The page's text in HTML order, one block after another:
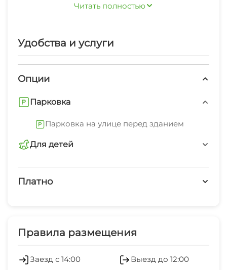
озеро, оснащенное для рыбалки и отдыха. Во
парковка рядом с домом. В квартире есть всё
Спальные места: двуспальный диван,
двуспальный матрас. 1-комнатная квартира
сдаётся на минимальный срок от 1 до 2 суток.
Заезд после 14:00, отъезд до 12:00
Читать полностью
Удобства и услуги
Опции
Парковка
Парковка на улице перед зданием
Для детей
детская площадка
Платно
Правила размещения
Заезд с 14:00 Выезд до 12:00